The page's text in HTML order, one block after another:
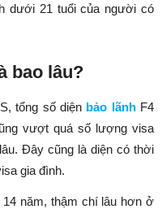
dưới 21 tuổi của người có
bao lâu?
tổng số diện bảo lãnh F4
vượt quá số lượng visa
Đây cũng là diện có thời
gia đình.
14 năm, thậm chí lâu hơn ở